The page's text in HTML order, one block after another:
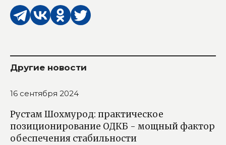
Другие новости
16 сентября 2024
Рустам Шохмурод: практическое
позиционирование ОДКБ - мощный фактор
обеспечения стабильности